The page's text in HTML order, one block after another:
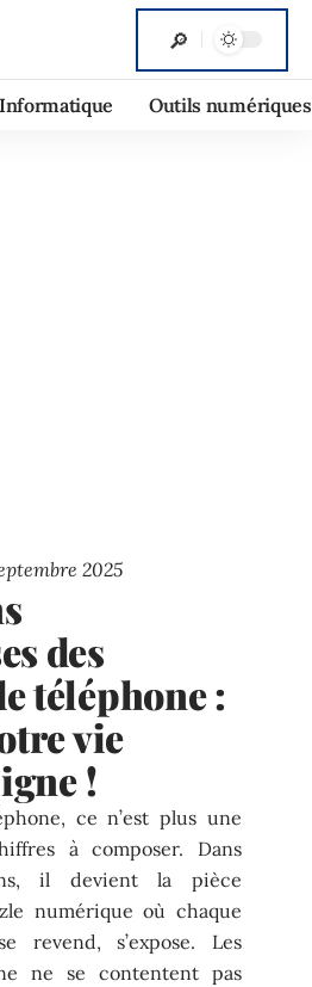
Informatique Outils numériques
2025
des
téléphone :
vie
!
ce n’est plus une
à composer. Dans
il devient la pièce
numérique où chaque
revend, s’expose. Les
ne se contentent pas